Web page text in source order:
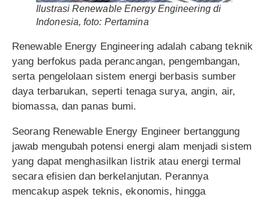
Ilustrasi Renewable Energy Engineering di
Indonesia, foto: Pertamina
Renewable Energy Engineering adalah cabang teknik
yang berfokus pada perancangan, pengembangan,
serta pengelolaan sistem energi berbasis sumber
daya terbarukan, seperti tenaga surya, angin, air,
biomassa, dan panas bumi.
Seorang Renewable Energy Engineer bertanggung
jawab mengubah potensi energi alam menjadi sistem
yang dapat menghasilkan listrik atau energi termal
secara efisien dan berkelanjutan. Perannya
mencakup aspek teknis, ekonomis, hingga